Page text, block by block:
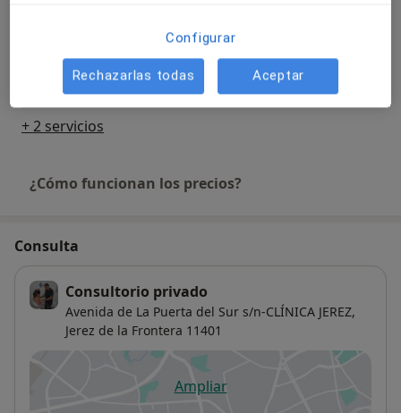
Pulsioximetría
Detalles
+ 2 servicios
¿Cómo funcionan los precios?
Consulta
Consultorio privado
Avenida de La Puerta del Sur s/n-CLÍNICA JEREZ,
Jerez de la Frontera 11401
Ampliarse abre en una nueva
Configurar
Rechazarlas todas Aceptar